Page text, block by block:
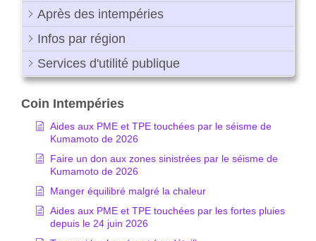
Après des intempéries
Infos par région
Services d'utilité publique
Coin Intempéries
Aides aux PME et TPE touchées par le séisme de
Kumamoto de 2026
Faire un don aux zones sinistrées par le séisme de
Kumamoto de 2026
Manger équilibré malgré la chaleur
Aides aux PME et TPE touchées par les fortes pluies
depuis le 24 juin 2026